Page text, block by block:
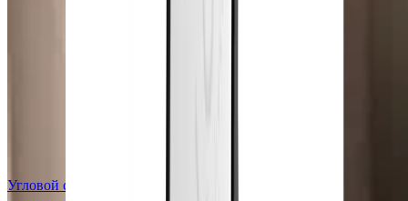
Угловой столик Animus